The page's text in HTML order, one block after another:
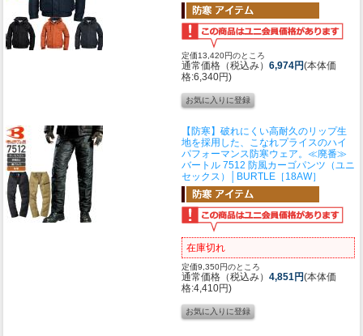
定価13,420円のところ
通常価格（税込み） 6,974円(本体価
格:6,340円)
【防寒】破れにくい高耐久のリップ生
地を採用した、こなれプライスのハイ
パフォーマンス防寒ウェア。 ≪廃番≫
バートル 7512 防風カーゴパンツ（ユニ
セックス）│BURTLE［18AW］
在庫切れ
定価9,350円のところ
通常価格（税込み） 4,851円(本体価
格:4,410円)